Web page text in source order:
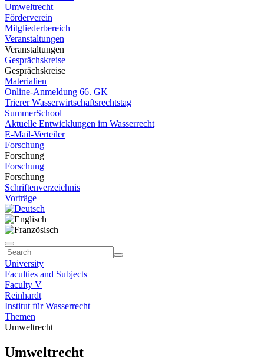
Umweltrecht
Förderverein
Mitgliederbereich
Veranstaltungen
Veranstaltungen
Gesprächskreise
Gesprächskreise
Materialien
Online-Anmeldung 66. GK
Trierer Wasserwirtschaftsrechtstag
SummerSchool
Aktuelle Entwicklungen im Wasserrecht
E-Mail-Verteiler
Forschung
Forschung
Forschung
Forschung
Schriftenverzeichnis
Vorträge
University
Faculties and Subjects
Faculty V
Reinhardt
Institut für Wasserrecht
Themen
Umweltrecht
Umweltrecht